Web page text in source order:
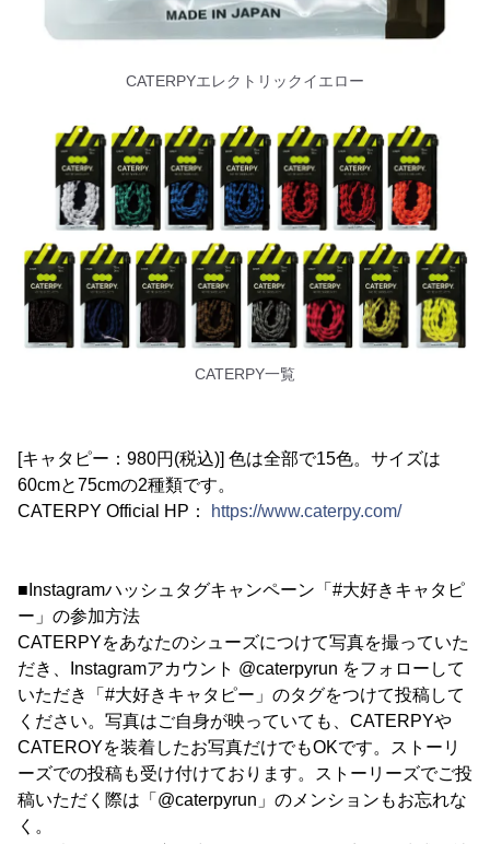
CATERPYエレクトリックイエロー
CATERPY一覧
[キャタピー：980円(税込)] 色は全部で15色。サイズは
60cmと75cmの2種類です。
CATERPY Official HP：
https://www.caterpy.com/
■Instagramハッシュタグキャンペーン「#大好きキャタピ
ー」の参加方法
CATERPYをあなたのシューズにつけて写真を撮っていた
だき、Instagramアカウント @caterpyrun をフォローして
いただき「#大好きキャタピー」のタグをつけて投稿して
ください。写真はご自身が映っていても、CATERPYや
CATEROYを装着したお写真だけでもOKです。ストーリ
ーズでの投稿も受け付けております。ストーリーズでご投
稿いただく際は「@caterpyrun」のメンションもお忘れな
く。